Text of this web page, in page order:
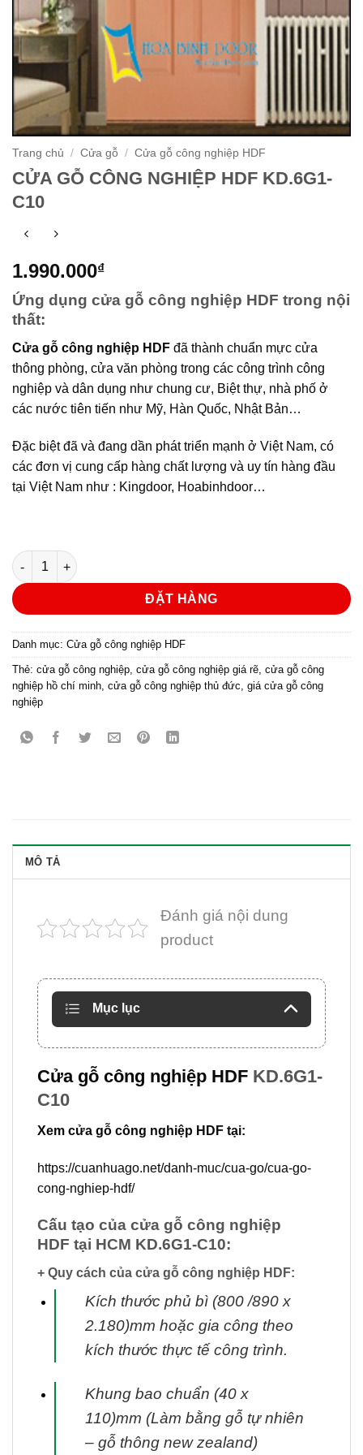
Trang chủ / Cửa gỗ / Cửa gỗ công nghiệp HDF
CỬA GỖ CÔNG NGHIỆP HDF KD.6G1-
C10
1.990.000₫
Ứng dụng cửa gỗ công nghiệp HDF trong nội
thất:
Cửa gỗ công nghiệp HDF đã thành chuẩn mực cửa
thông phòng, cửa văn phòng trong các công trình công
nghiệp và dân dụng như chung cư, Biệt thự, nhà phố ở
các nước tiên tiến như Mỹ, Hàn Quốc, Nhật Bản…
Đặc biệt đã và đang dần phát triển mạnh ở Việt Nam, có
các đơn vị cung cấp hàng chất lượng và uy tín hàng đầu
tại Việt Nam như : Kingdoor, Hoabinhdoor…
CỬA GỖ CÔNG NGHIỆP HDF KD.6G1-C10 số lượng
ĐẶT HÀNG
Danh mục: Cửa gỗ công nghiệp HDF
Thẻ: cửa gỗ công nghiệp, cửa gỗ công nghiệp giá rẽ, cửa gỗ công
nghiệp hồ chí minh, cửa gỗ công nghiệp thủ đức, giá cửa gỗ công
nghiệp
MÔ TẢ
Đánh giá nội dung
product
Mục lục
Cửa gỗ công nghiệp HDF KD.6G1-
C10
Xem cửa gỗ công nghiệp HDF tại:
https://cuanhuago.net/danh-muc/cua-go/cua-go-
cong-nghiep-hdf/
Cấu tạo của cửa gỗ công nghiệp
HDF tại HCM KD.6G1-C10:
+ Quy cách của cửa gỗ công nghiệp HDF:
Kích thước phủ bì (800 /890 x
2.180)mm hoặc gia công theo
kích thước thực tếcông trình.
Khung bao chuẩn (40 x
110)mm (Làm bằng gỗ tự nhiên
– gỗ thông new zealand)